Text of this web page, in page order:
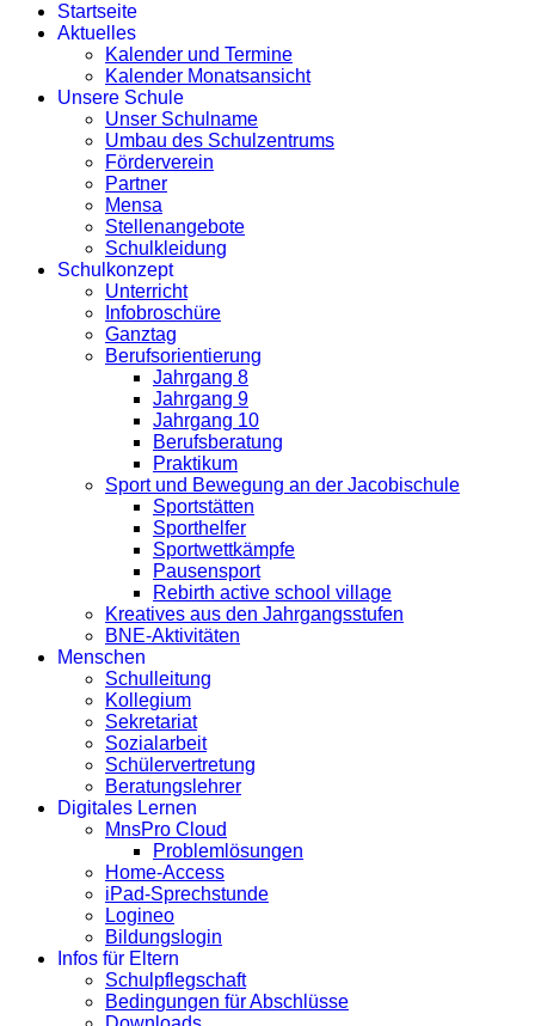
Startseite
Aktuelles
Kalender und Termine
Kalender Monatsansicht
Unsere Schule
Unser Schulname
Umbau des Schulzentrums
Förderverein
Partner
Mensa
Stellenangebote
Schulkleidung
Schulkonzept
Unterricht
Infobroschüre
Ganztag
Berufsorientierung
Jahrgang 8
Jahrgang 9
Jahrgang 10
Berufsberatung
Praktikum
Sport und Bewegung an der Jacobischule
Sportstätten
Sporthelfer
Sportwettkämpfe
Pausensport
Rebirth active school village
Kreatives aus den Jahrgangsstufen
BNE-Aktivitäten
Menschen
Schulleitung
Kollegium
Sekretariat
Sozialarbeit
Schülervertretung
Beratungslehrer
Digitales Lernen
MnsPro Cloud
Problemlösungen
Home-Access
iPad-Sprechstunde
Logineo
Bildungslogin
Infos für Eltern
Schulpflegschaft
Bedingungen für Abschlüsse